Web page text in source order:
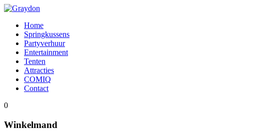
Home
Springkussens
Partyverhuur
Entertainment
Tenten
Attracties
COMIQ
Contact
0
Winkelmand